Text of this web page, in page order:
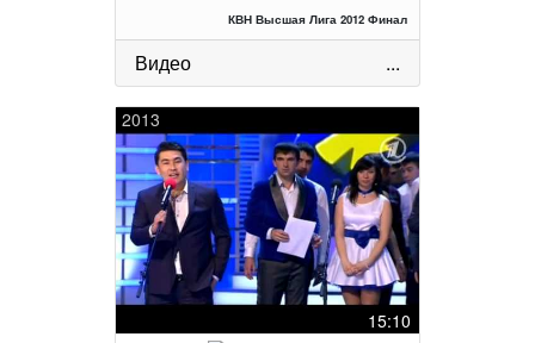
КВН Высшая Лига 2012 Финал
Видео ...
2013
15:10